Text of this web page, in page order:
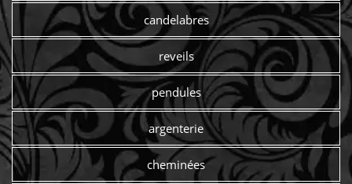
candelabres
reveils
pendules
argenterie
cheminées